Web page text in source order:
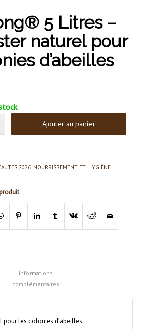
5 Litres –
naturel pour
d’abeilles
Ajouter au panier
2026, NOURRISSEMENT ET HYGIÈNE
Informations
complémentaires
pour les colonies d’abeilles